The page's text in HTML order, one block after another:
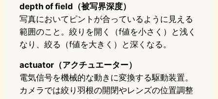
depth of field（被写界深度）
写真においてピントが合っているように見える
範囲のこと。絞りを開く（f値を小さく）と浅く
なり、絞る（f値を大きく）と深くなる。
actuator（アクチュエーター）
電気信号を機械的な動きに変換する駆動装置。
カメラでは絞り羽根の開閉やレンズの位置調整